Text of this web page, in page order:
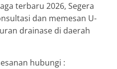
terbaru 2026, Segera
dan memesan U-
drainase di daerah
hubungi :